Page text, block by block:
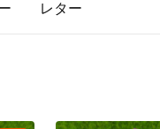
レター